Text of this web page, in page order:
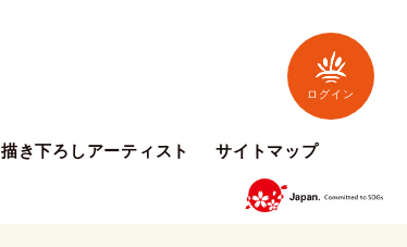
描き下ろしアーティスト サイトマップ
ログイン